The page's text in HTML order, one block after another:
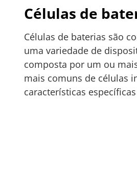
Células de
Células de baterias são
uma variedade de
composta por um ou
mais comuns de células
características